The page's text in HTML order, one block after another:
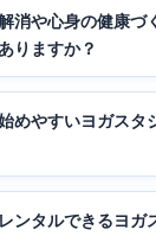
消や心身の健康づ
りますか？
めやすいヨガスタ
ンタルできるヨガ